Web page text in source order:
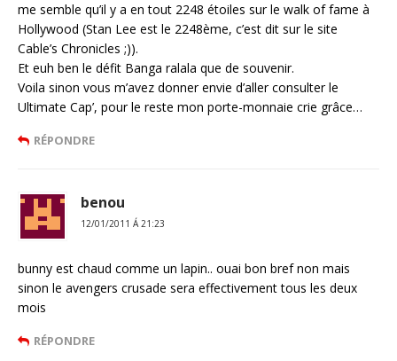
me semble qu’il y a en tout 2248 étoiles sur le walk of fame à
Hollywood (Stan Lee est le 2248ème, c’est dit sur le site
Cable’s Chronicles ;)).
Et euh ben le défit Banga ralala que de souvenir.
Voila sinon vous m’avez donner envie d’aller consulter le
Ultimate Cap’, pour le reste mon porte-monnaie crie grâce…
RÉPONDRE
benou
12/01/2011 Á 21:23
bunny est chaud comme un lapin.. ouai bon bref non mais
sinon le avengers crusade sera effectivement tous les deux
mois
RÉPONDRE